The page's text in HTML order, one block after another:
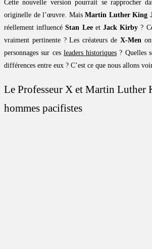
Cette nouvelle version pourrait se rapprocher
originelle de l’œuvre. MaisMartin Luther King
réellement influencéStan LeeetJack Kirby ?
vraiment pertinente ? Les créateurs de X-Men
personnages sur ces leaders historiques ? Quelles
différences entre eux ? C’est ce que nous allons
Le Professeur X et Martin Luther
hommes pacifistes